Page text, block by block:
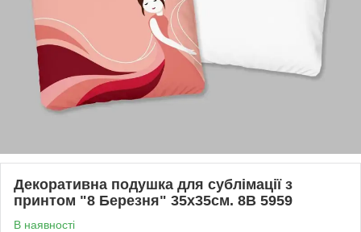
Декоративна подушка для сублімації з
принтом "8 Березня" 35х35см. 8В 5959
В наявності